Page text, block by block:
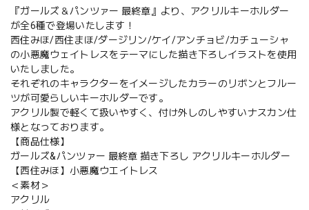
『ガールズ＆パンツァー 最終章』より、アクリルキーホルダー
が全6種で登場いたします！
西住みほ/西住まほ/ダージリン/ケイ/アンチョビ/カチューシャ
の小悪魔ウェイトレスをテーマにした描き下ろしイラストを使用
いたしました。
それぞれのキャラクターをイメージしたカラーのリボンとフルー
ツが可愛らしいキーホルダーです。
アクリル製で軽くて扱いやすく、付け外しのしやすいナスカン仕
様となっております。
【商品仕様】
ガールズ&パンツァー 最終章 描き下ろし アクリルキーホルダー
【西住みほ】小悪魔ウエイトレス
＜素材＞
アクリル